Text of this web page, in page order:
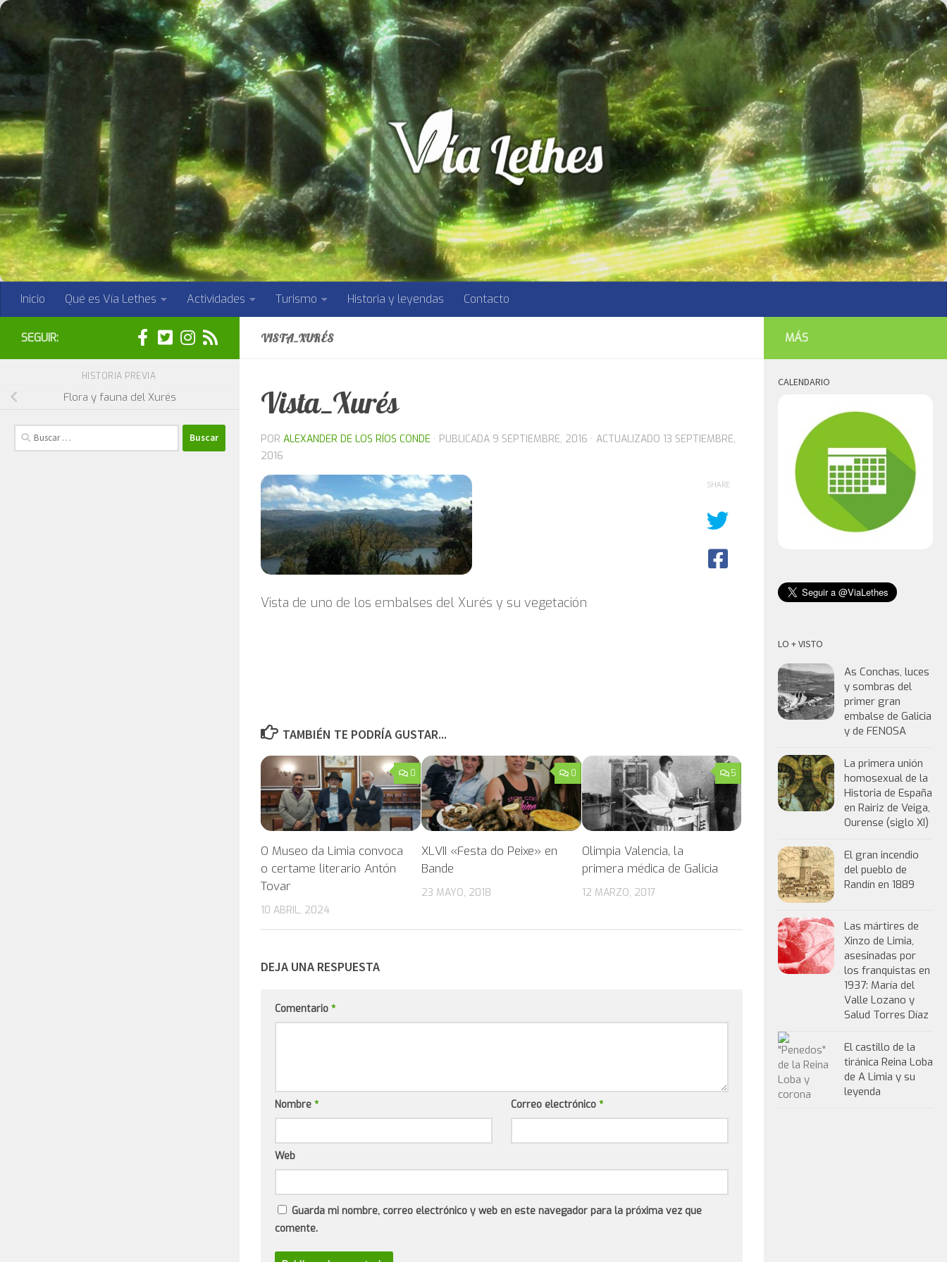
Saltar al contenido
Inicio Qué es Vía Lethes Actividades Turismo Historia y leyendas Contacto
VISTA_XURÉS
Vista_Xurés
POR ALEXANDER DE LOS RÍOS CONDE · PUBLICADA 9 SEPTIEMBRE, 2016 · ACTUALIZADO 13 SEPTIEMBRE,
2016
Vista de uno de los embalses del Xurés y su vegetación
SHARE
TAMBIÉN TE PODRÍA GUSTAR...
0
O Museo da Limia convoca
o certame literario Antón
Tovar
10 ABRIL, 2024
0
XLVII «Festa do Peixe» en
Bande
23 MAYO, 2018
5
Olimpia Valencia, la
primera médica de Galicia
12 MARZO, 2017
DEJA UNA RESPUESTA
Comentario *
Nombre * Correo electrónico *
Web
Guarda mi nombre, correo electrónico y web en este navegador para la próxima vez que
comente.
SEGUIR:
HISTORIA PREVIA
Flora y fauna del Xurés
Buscar:
MÁS
CALENDARIO
LO + VISTO
As Conchas, luces
y sombras del
primer gran
embalse de Galicia
y de FENOSA
La primera unión
homosexual de la
Historia de España
en Rairiz de Veiga,
Ourense (siglo XI)
El gran incendio
del pueblo de
Randín en 1889
Las mártires de
Xinzo de Limia,
asesinadas por
los franquistas en
1937: María del
Valle Lozano y
Salud Torres Díaz
El castillo de la
tiránica Reina Loba
de A Limia y su
leyenda